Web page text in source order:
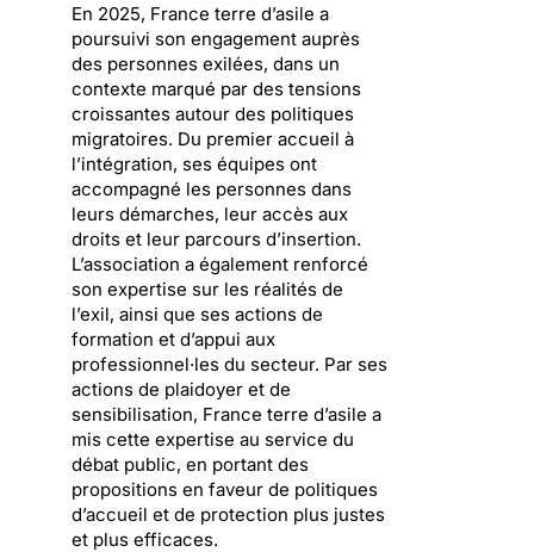
En 2025, France terre d’asile a
poursuivi son engagement auprès
des personnes exilées, dans un
contexte marqué par des tensions
croissantes autour des politiques
migratoires. Du premier accueil à
l’intégration, ses équipes ont
accompagné les personnes dans
leurs démarches, leur accès aux
droits et leur parcours d’insertion.
L’association a également renforcé
son expertise sur les réalités de
l’exil, ainsi que ses actions de
formation et d’appui aux
professionnel·les du secteur. Par ses
actions de plaidoyer et de
sensibilisation, France terre d’asile a
mis cette expertise au service du
débat public, en portant des
propositions en faveur de politiques
d’accueil et de protection plus justes
et plus efficaces.